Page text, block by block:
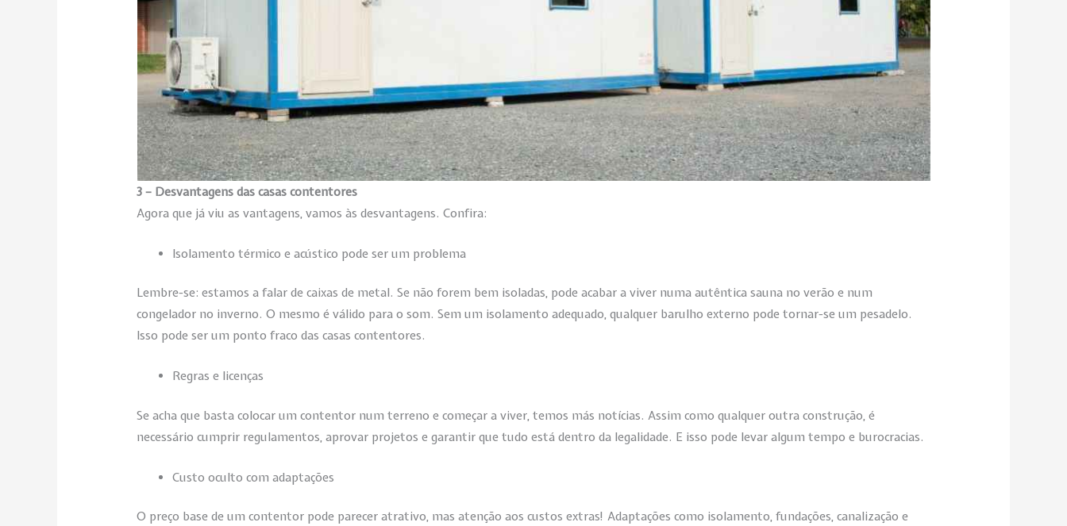
3 – Desvantagens das casas contentores
Agora que já viu as vantagens, vamos às desvantagens. Confira:
Isolamento térmico e acústico pode ser um problema
Lembre-se: estamos a falar de caixas de metal. Se não forem bem isoladas, pode acabar a viver numa autêntica sauna no verão e num
congelador no inverno. O mesmo é válido para o som. Sem um isolamento adequado, qualquer barulho externo pode tornar-se um pesadelo.
Isso pode ser um ponto fraco das casas contentores.
Regras e licenças
Se acha que basta colocar um contentor num terreno e começar a viver, temos más notícias. Assim como qualquer outra construção, é
necessário cumprir regulamentos, aprovar projetos e garantir que tudo está dentro da legalidade. E isso pode levar algum tempo e burocracias.
Custo oculto com adaptações
O preço base de um contentor pode parecer atrativo, mas atenção aos custos extras! Adaptações como isolamento, fundações, canalização e